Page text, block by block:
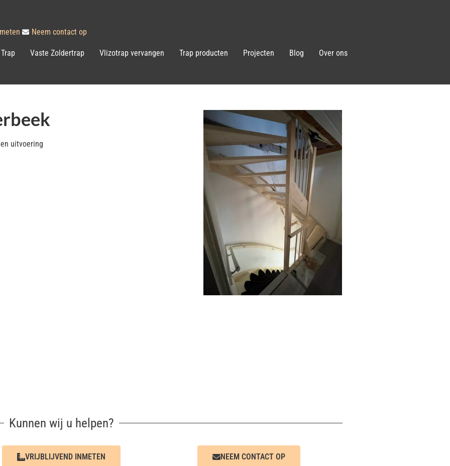
Neem contact op
Vaste Zoldertrap Vlizotrap vervangen Trap producten Projecten Blog Over ons
uitvoering
Kunnen wij u helpen?
VRIJBLIJVEND INMETEN NEEM CONTACT OP